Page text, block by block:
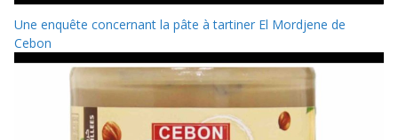
Une enquête concernant la pâte à tartiner El Mordjene de
Cebon